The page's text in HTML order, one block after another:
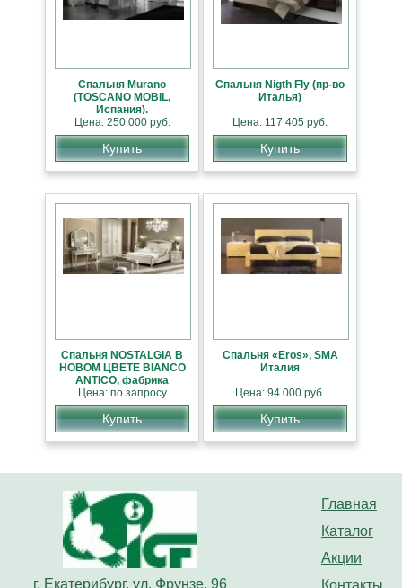
Спальня Murano
(TOSCANO MOBIL,
Испания).
Цена: 250 000 руб.
Купить
Спальня Nigth Fly (пр-во
Италья)
Цена: 117 405 руб.
Купить
Спальня NOSTALGIA В
НОВОМ ЦВЕТЕ BIANCO
ANTICO, фабрика
Camelgroup, Италия
Цена: по запросу
Купить
Спальня «Eros», SMA
Италия
Цена: 94 000 руб.
Купить
Главная
Каталог
Акции
г. Екатерибург, ул. Фрунзе, 96